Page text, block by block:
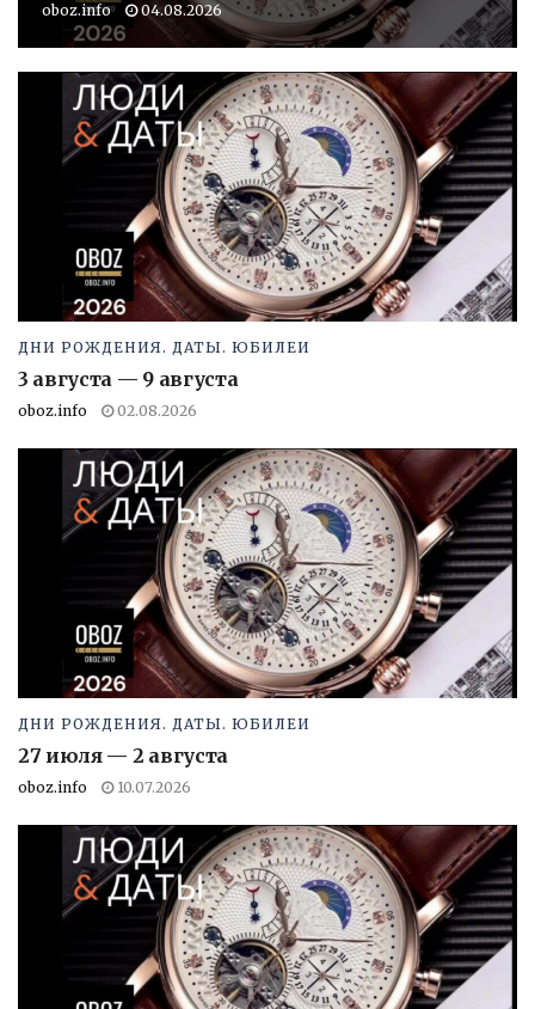
oboz.info 04.08.2026
ДНИ РОЖДЕНИЯ. ДАТЫ. ЮБИЛЕИ
3 августа — 9 августа
oboz.info 02.08.2026
ДНИ РОЖДЕНИЯ. ДАТЫ. ЮБИЛЕИ
27 июля — 2 августа
oboz.info 10.07.2026